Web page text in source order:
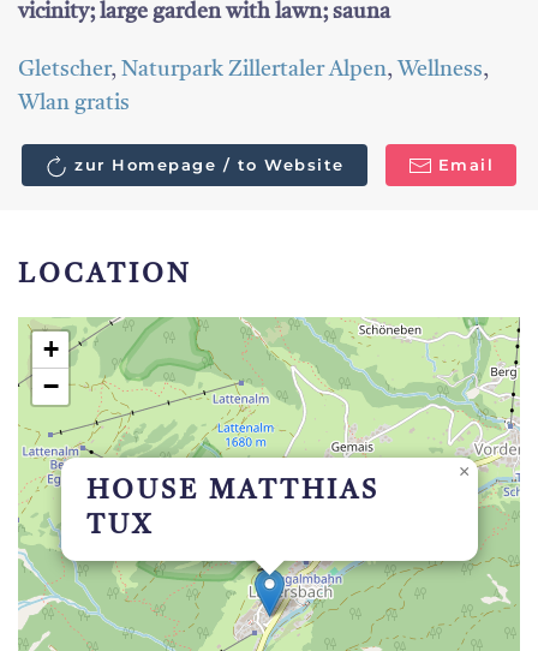
vicinity; large garden with lawn; sauna
Gletscher, Naturpark Zillertaler Alpen, Wellness,
Wlan gratis
zur Homepage / to Website Email
LOCATION
HOUSE MATTHIAS
TUX
×
+
−